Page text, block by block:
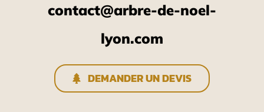
contact@arbre-de-noel-
lyon.com
DEMANDER UN DEVIS